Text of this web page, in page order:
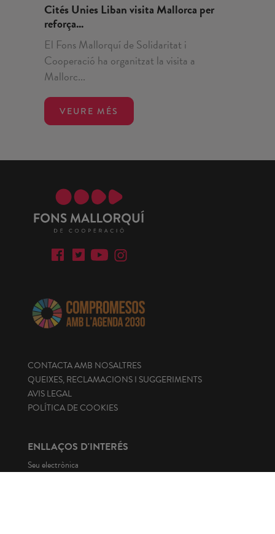
Cités Unies Liban visita Mallorca per
reforça...
El Fons Mallorquí de Solidaritat i
Cooperació ha organitzat la visita a
Mallorc...
VEURE MÉS
CONTACTA AMB NOSALTRES
QUEIXES, RECLAMACIONS I SUGGERIMENTS
AVIS LEGAL
POLÍTICA DE COOKIES
ENLLAÇOS D'INTERÉS
Seu electrònica